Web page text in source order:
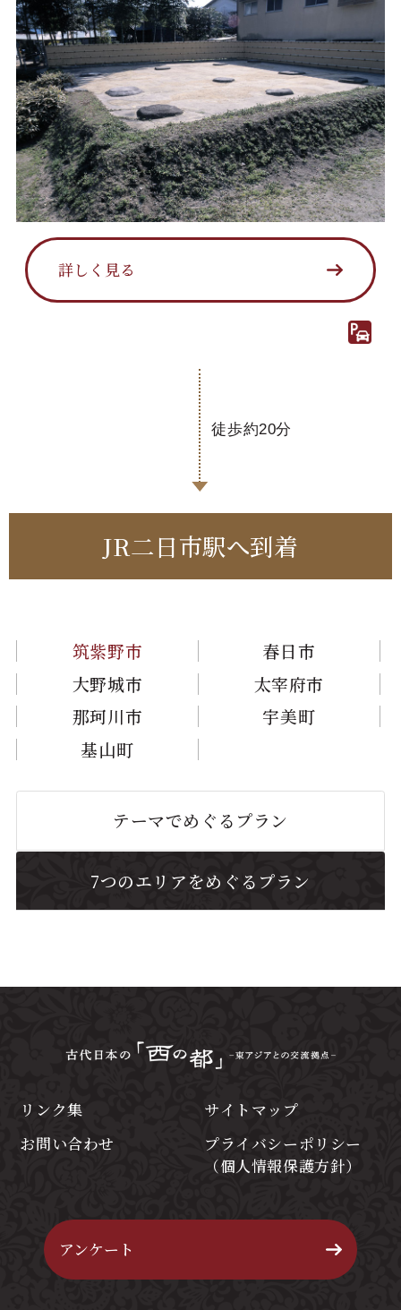
詳しく見る
徒歩約20分
JR二日市駅へ到着
筑紫野市
春日市
大野城市
太宰府市
那珂川市
宇美町
基山町
テーマでめぐるプラン
7つのエリアをめぐるプラン
リンク集
サイトマップ
お問い合わせ
プライバシーポリシー
（個人情報保護方針）
アンケート